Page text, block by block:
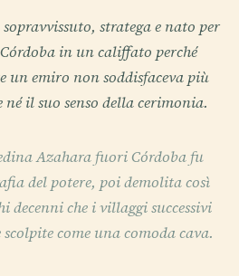
stratega e nato per
in un califfato perché
un emiro non soddisfaceva più
il suo senso della cerimonia.
Azahara fuori Córdoba fu
del potere, poi demolita così
decenni che i villaggi successivi
come una comoda cava.